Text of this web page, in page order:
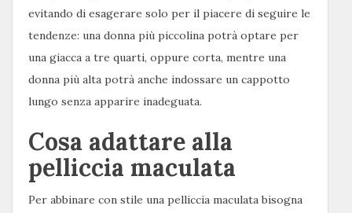
evitando di esagerare solo per il piacere di seguire le
tendenze: una donna più piccolina potrà optare per
una giacca a tre quarti, oppure corta, mentre una
donna più alta potrà anche indossare un cappotto
lungo senza apparire inadeguata.
Cosa adattare alla
pelliccia maculata
Per abbinare con stile una pelliccia maculata bisogna